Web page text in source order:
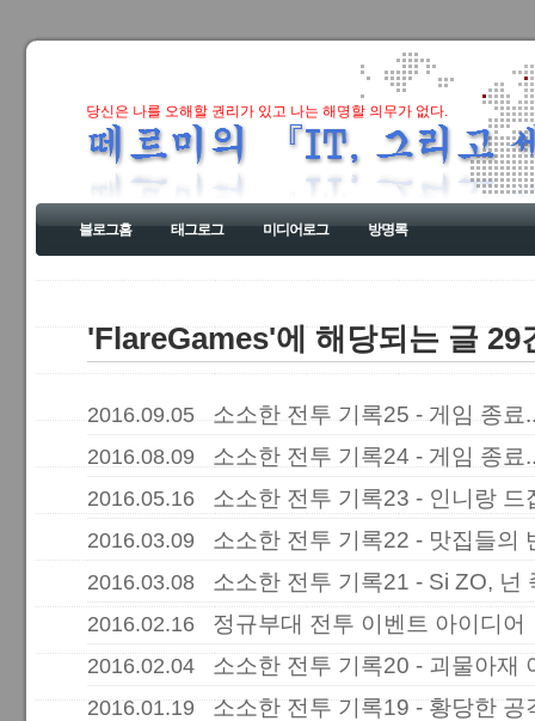
당신은 나를 오해할 권리가 있고 나는 해명할 의무가 없다.
블로그홈 태그로그 미디어로그 방명록
'FlareGames'에 해당되는 글 29
2016.09.05 소소한 전투 기록25 - 게임 종료
2016.08.09 소소한 전투 기록24 - 게임 종료
2016.05.16 소소한 전투 기록23 - 인니랑 드
2016.03.09 소소한 전투 기록22 - 맛집들의
2016.03.08 소소한 전투 기록21 - Si ZO, 넌
2016.02.16 정규부대 전투 이벤트 아이디어
2016.02.04 소소한 전투 기록20 - 괴물아재
2016.01.19 소소한 전투 기록19 - 황당한 공